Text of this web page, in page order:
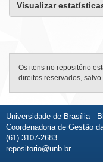
Visualizar
Os itens no repositório
direitos reservados,
Universidade de Brasília -
Coordenadoria de Gestão
(61) 3107-2683
repositorio@unb.br